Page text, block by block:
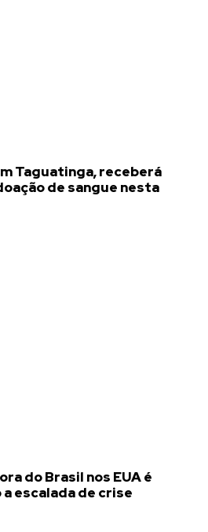
Taguatinga, receberá
de sangue nesta
do Brasil nos EUA é
escalada de crise